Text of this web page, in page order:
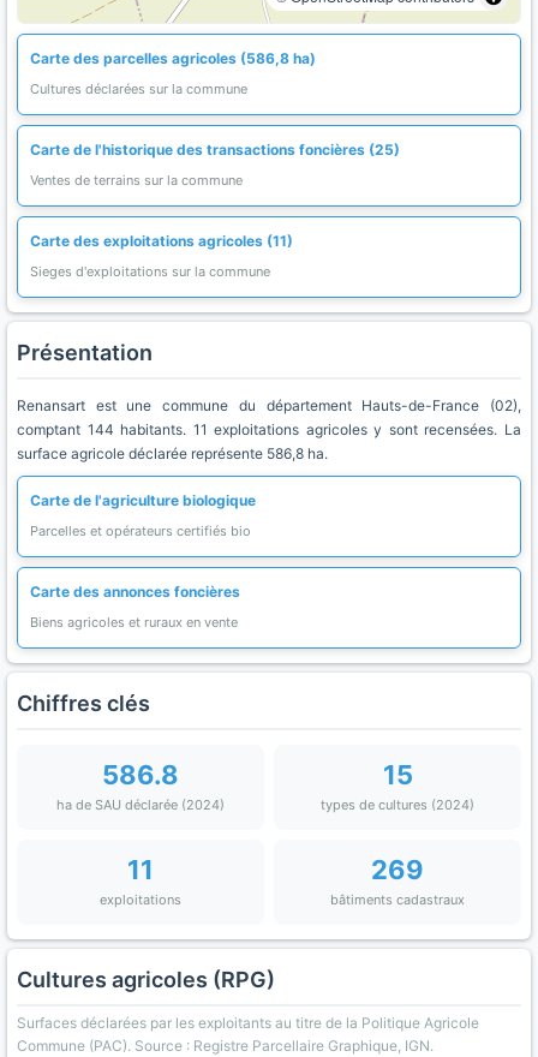
Carte des parcelles agricoles (586,8 ha)
Cultures déclarées sur la commune
Carte de l'historique des transactions foncières (25)
Ventes de terrains sur la commune
Carte des exploitations agricoles (11)
Sieges d'exploitations sur la commune
Présentation
Renansart est une commune du département Hauts-de-France (02),
comptant 144 habitants. 11 exploitations agricoles y sont recensées. La
surface agricole déclarée représente 586,8 ha.
Carte de l'agriculture biologique
Parcelles et opérateurs certifiés bio
Carte des annonces foncières
Biens agricoles et ruraux en vente
Chiffres clés
586.8
ha de SAU déclarée (2024)
15
types de cultures (2024)
11
exploitations
269
bâtiments cadastraux
Cultures agricoles (RPG)
Surfaces déclarées par les exploitants au titre de la Politique Agricole
Commune (PAC). Source : Registre Parcellaire Graphique, IGN.